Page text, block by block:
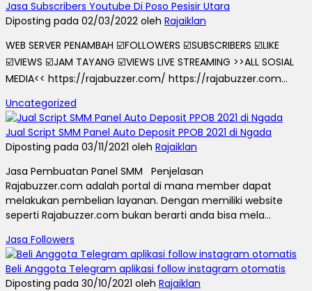
Jasa Subscribers Youtube Di Poso Pesisir Utara
Diposting pada 02/03/2022 oleh Rajaiklan
WEB SERVER PENAMBAH ☑️FOLLOWERS ☑️SUBSCRIBERS ☑️LIKE
☑️VIEWS ☑️JAM TAYANG ☑️VIEWS LIVE STREAMING >>ALL SOSIAL
MEDIA<< https://rajabuzzer.com/ https://rajabuzzer.com...
Uncategorized
Jual Script SMM Panel Auto Deposit PPOB 2021 di Ngada
Diposting pada 03/11/2021 oleh Rajaiklan
Jasa Pembuatan Panel SMM Penjelasan
Rajabuzzer.com adalah portal di mana member dapat
melakukan pembelian layanan. Dengan memiliki website
seperti Rajabuzzer.com bukan berarti anda bisa mela...
Jasa Followers
Beli Anggota Telegram aplikasi follow instagram otomatis
Diposting pada 30/10/2021 oleh Rajaiklan